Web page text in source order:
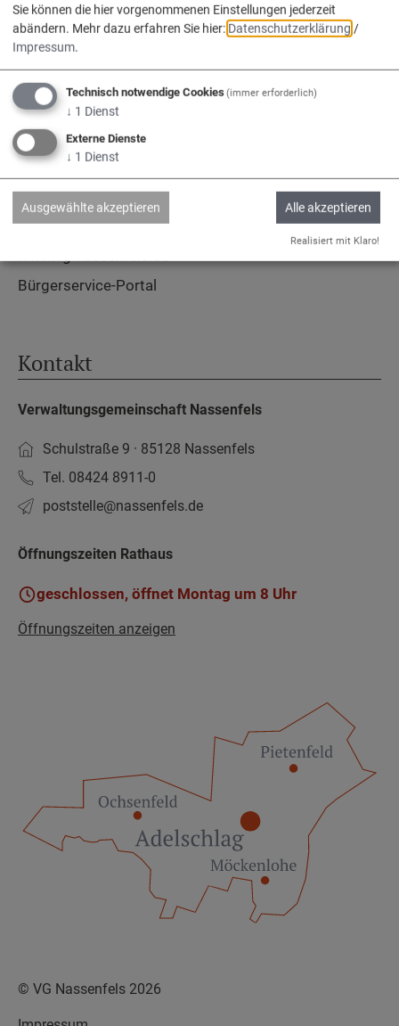
Service
Kontakt & Öffnungszeiten
Impressum
Datenschutz
Barrierefreiheit
Bürgerservice-Portal
Kontakt
Verwaltungsgemeinschaft Nassenfels
Schulstraße 9 · 85128 Nassenfels
Tel. 08424 8911-0
poststelle­@nassenfels.de
Öffnungszeiten Rathaus
geschlossen, öffnet Montag um 8 Uhr
Öffnungszeiten anzeigen
© VG Nassenfels 2026
Sie können die hier vorgenommenen Einstellungen jederzeit
abändern. Mehr dazu erfahren Sie hier: Datenschutzerklärung /
Impressum.
Technisch notwendige Cookies(immer erforderlich)
↓ 1 Dienst
Externe Dienste
↓ 1 Dienst
Ausgewählte akzeptieren Alle akzeptieren
Realisiert mit Klaro!